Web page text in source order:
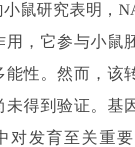
小鼠研究表明，
用，它参与小鼠
能性。然而，该
未得到验证。基
对发育至关重